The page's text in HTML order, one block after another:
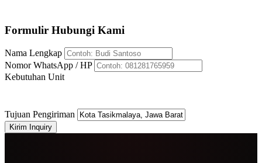
Formulir Hubungi Kami
Nama Lengkap
Nomor WhatsApp / HP
Kebutuhan Unit
Tujuan Pengiriman
Kirim Inquiry